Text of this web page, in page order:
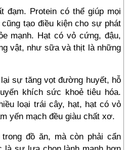
đạm. Protein có thể giúp mọi
tạo điều kiện cho sự phát
mạnh. Hạt có vỏ cứng, đậu,
vật, như sữa và thịt là những
sự tăng vọt đường huyết, hỗ
khích sức khoẻ tiêu hóa.
loại trái cây, hạt, hạt có vỏ
yến mạch đều giàu chất xơ.
đồ ăn, mà còn phải cẩn